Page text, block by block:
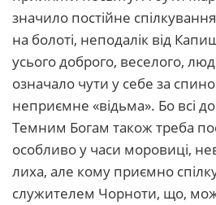
значило постійне
на болоті, неподалік від
усього доброго, веселого,
означало чути у себе за
неприємне «відьма». Бо всі
Темним Богам також треба
особливо у часи моровиці,
лиха, але кому приємно
служителем Чорноти, що,